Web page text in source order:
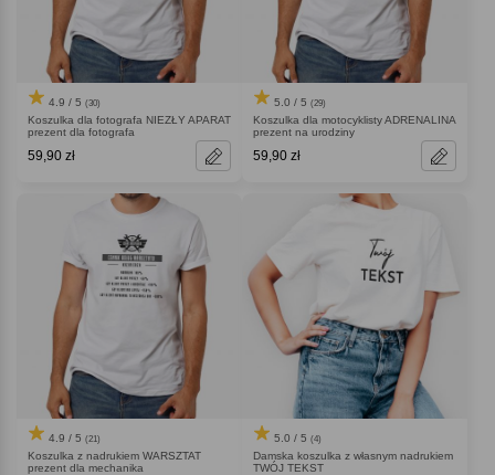
4.9 / 5 (30)
Koszulka dla fotografa NIEZŁY APARAT
prezent dla fotografa
59,90 zł
5.0 / 5 (29)
Koszulka dla motocyklisty ADRENALINA
prezent na urodziny
59,90 zł
4.9 / 5 (21)
Koszulka z nadrukiem WARSZTAT
prezent dla mechanika
5.0 / 5 (4)
Damska koszulka z własnym nadrukiem
TWÓJ TEKST